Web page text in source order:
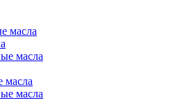
масла
масла
масла
масла